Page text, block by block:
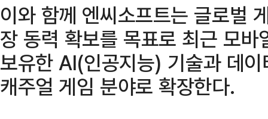
이와 함께 엔씨소프트는 글로벌
장 동력 확보를 목표로 최근 모
보유한 AI(인공지능) 기술과 데
캐주얼 게임 분야로 확장한다.